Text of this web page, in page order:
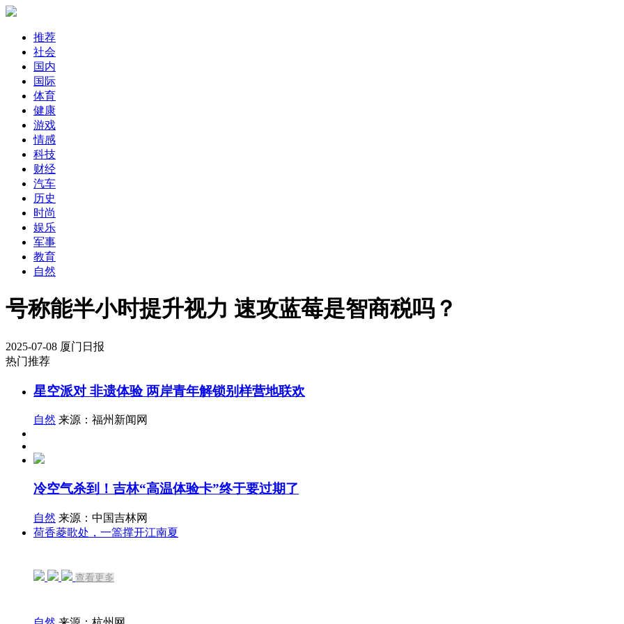
推荐
社会
国内
国际
体育
健康
游戏
情感
科技
财经
汽车
历史
时尚
娱乐
军事
教育
自然
号称能半小时提升视力 速攻蓝莓是智商税吗？
2025-07-08 厦门日报
热门推荐
星空派对 非遗体验 两岸青年解锁别样营地联欢
自然 来源：福州新闻网
冷空气杀到！吉林“高温体验卡”终于要过期了
自然 来源：中国吉林网
荷香菱歌处，一篙撑开江南夏
查看更多